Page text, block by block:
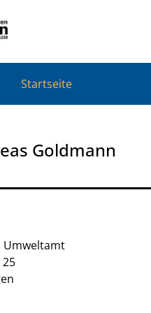
Startseite
Goldmann
Umweltamt
25